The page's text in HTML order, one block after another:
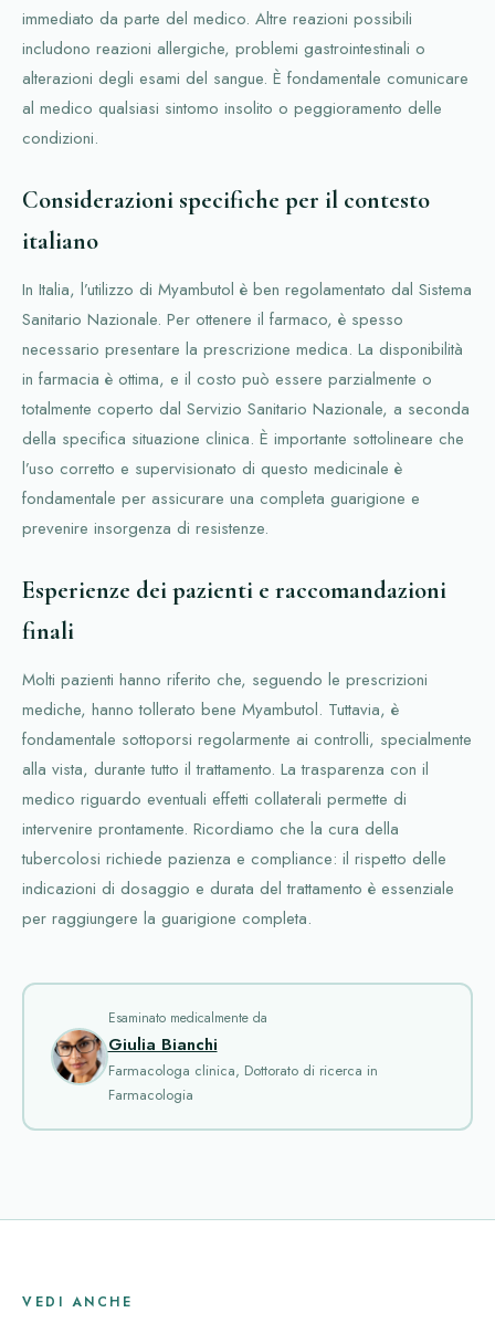
immediato da parte del medico. Altre reazioni possibili
includono reazioni allergiche, problemi gastrointestinali o
alterazioni degli esami del sangue. È fondamentale comunicare
al medico qualsiasi sintomo insolito o peggioramento delle
condizioni.
Considerazioni specifiche per il contesto
italiano
In Italia, l’utilizzo di Myambutol è ben regolamentato dal Sistema
Sanitario Nazionale. Per ottenere il farmaco, è spesso
necessario presentare la prescrizione medica. La disponibilità
in farmacia è ottima, e il costo può essere parzialmente o
totalmente coperto dal Servizio Sanitario Nazionale, a seconda
della specifica situazione clinica. È importante sottolineare che
l’uso corretto e supervisionato di questo medicinale è
fondamentale per assicurare una completa guarigione e
prevenire insorgenza di resistenze.
Esperienze dei pazienti e raccomandazioni
finali
Molti pazienti hanno riferito che, seguendo le prescrizioni
mediche, hanno tollerato bene Myambutol. Tuttavia, è
fondamentale sottoporsi regolarmente ai controlli, specialmente
alla vista, durante tutto il trattamento. La trasparenza con il
medico riguardo eventuali effetti collaterali permette di
intervenire prontamente. Ricordiamo che la cura della
tubercolosi richiede pazienza e compliance: il rispetto delle
indicazioni di dosaggio e durata del trattamento è essenziale
per raggiungere la guarigione completa.
Esaminato medicalmente da
Giulia Bianchi
Farmacologa clinica, Dottorato di ricerca in
Farmacologia
VEDI ANCHE